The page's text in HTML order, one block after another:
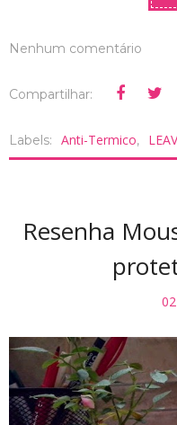
Nenhum comentário
Compartilhar:
Labels: Anti-Termico,
Resenha